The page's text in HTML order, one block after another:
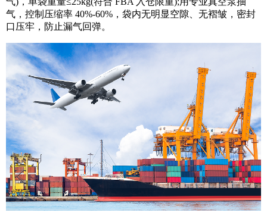
气，控制压缩率 40%-60%，袋内无明显空隙、无褶皱，密封
口压牢，防止漏气回弹。